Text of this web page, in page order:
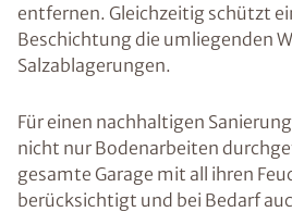
entfernen. Gleichzeitig schützt
Beschichtung die umliegenden
Salzablagerungen.
Für einen nachhaltigen
nicht nur Bodenarbeiten
gesamte Garage mit all ihren
berücksichtigt und bei Bedarf